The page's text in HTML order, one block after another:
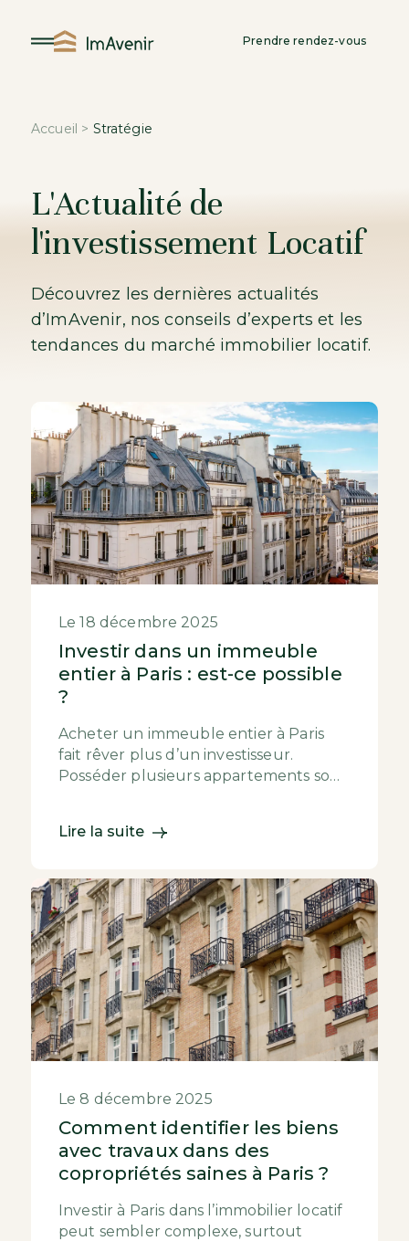
contenu
Prendre rendez-vous
Accueil > Stratégie
L'Actualité de
l'investissement Locatif
Découvrez les dernières actualités
d’ImAvenir, nos conseils d’experts et les
tendances du marché immobilier locatif.
Le 18 décembre 2025
Investir dans un immeuble
entier à Paris : est-ce possible
?
Acheter un immeuble entier à Paris
fait rêver plus d’un investisseur.
Posséder plusieurs appartements sous
Lire la suite
Le 8 décembre 2025
Comment identifier les biens
avec travaux dans des
copropriétés saines à Paris ?
Investir à Paris dans l’immobilier locatif
peut sembler complexe, surtout